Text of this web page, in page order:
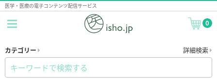
医学・医療の電子コンテンツ配信サービス
0
カテゴリー 詳細検索